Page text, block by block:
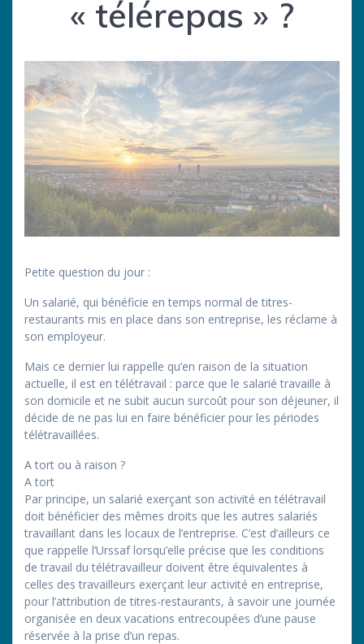
« télérepas » ?
Petite question du jour :
Un salarié, qui bénéficie en temps normal de titres-
restaurants mis en place dans son entreprise, les réclame à
son employeur.
Mais ce dernier lui rappelle qu’en raison de la situation
actuelle, il est en télétravail : parce que le salarié travaille à
son domicile et ne subit aucun surcoût pour son déjeuner, il
décide de ne pas lui en faire bénéficier pour les périodes
télétravaillées.
A tort ou à raison ?
A tort
Par principe, un salarié exerçant son activité en télétravail
doit bénéficier des mêmes droits que les autres salariés
travaillant dans les locaux de l’entreprise. C’est d’ailleurs ce
que rappelle l’Urssaf lorsqu’elle précise que les conditions
de travail du télétravailleur doivent être équivalentes à
celles des travailleurs exerçant leur activité en entreprise,
pour l’attribution de titres-restaurants, à savoir une journée
organisée en deux vacations entrecoupées d’une pause
réservée à la prise d’un repas.